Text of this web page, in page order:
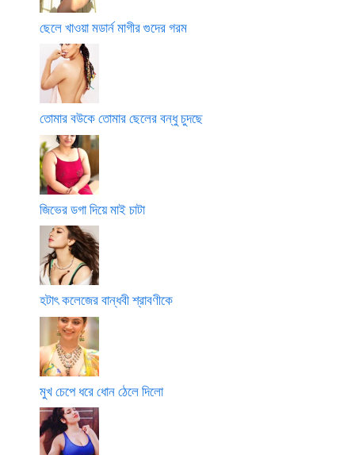
ছেলে খাওয়া মডার্ন মাগীর গুদের গরম
তোমার বউকে তোমার ছেলের বন্ধু চুদছে
জিভের ডগা দিয়ে মাই চাটা
হটাৎ কলেজের বান্ধবী শ্রাবণীকে
মুখ চেপে ধরে ধোন ঠেলে দিলো